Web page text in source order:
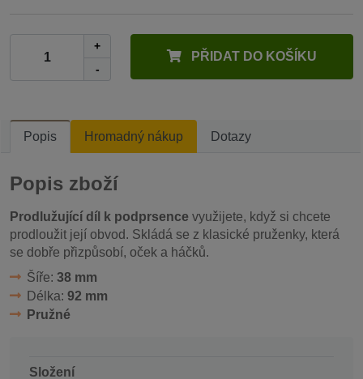
+
-
PŘIDAT DO KOŠÍKU
Popis Hromadný nákup Dotazy
Popis zboží
Prodlužující díl k podprsence využijete, když si chcete
prodloužit její obvod. Skládá se z klasické pruženky, která
se dobře přizpůsobí, oček a háčků.
Šíře: 38 mm
Délka: 92 mm
Pružné
Složení